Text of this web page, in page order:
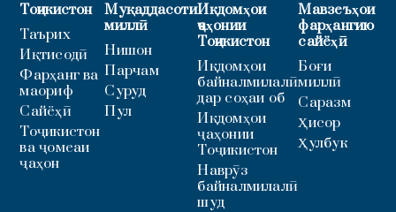
Тоҷикистон
Таърих
Иқтисодӣ
Фарҳанг ва
маориф
Сайёҳӣ
Тоҷикистон
ва ҷомеаи
ҷаҳон
Муқаддасоти
миллӣ
Нишон
Парчам
Суруд
Пул
Иқдомҳои
ҷаҳонии
Тоҷикистон
Иқдомҳои
байналмилалӣ
дар соҳаи об
Иқдомҳои
ҷаҳонии
Тоҷикистон
Наврӯз
байналмилалӣ
шуд
Мавзеъҳои
фарҳангию
сайёҳӣ
Боғи
миллӣ
Саразм
Ҳисор
Ҳулбук